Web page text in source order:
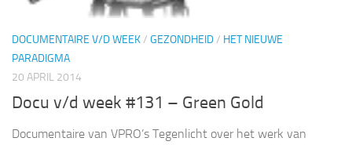
DOCUMENTAIRE V/D WEEK/ GEZONDHEID/ HET NIEUWE
PARADIGMA
20 APRIL 2014
Docu v/d week #131 – Green Gold
Documentaire van VPRO’s Tegenlicht over het werk van